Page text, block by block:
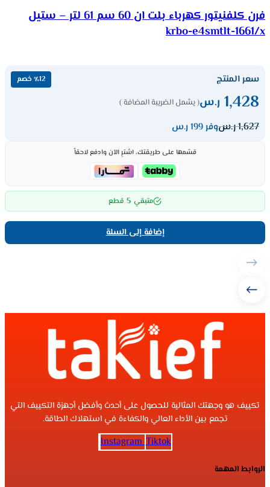
فرن كلفنيتور كهرباء بلت ان 60 سم 61 لتر – ستيل
krbo-e4smtlt-1661/x
سعر المنتج ٪12 خصم
1,428 ر.س( يشمل الضريبة المضافة )
1,627ر.سوفر 199 ر.س
قسّمها على طريقتك، اشترِ الآن وادفع لاحقاً
متبقي 5 قطع
إضافة إلى السلة
تكييف هو وجهتك المثالية للحصول على أحدث وأفضل أجهزة التكييف التي
تجمع بين الأداء العالي والكفاءة في استهلاك الطاقة.
Instagram Tiktok
الروابط المهمة